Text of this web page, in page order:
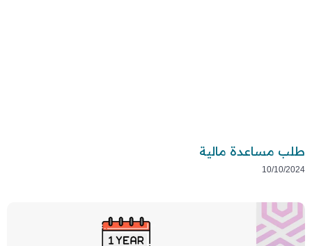
طلب مساعدة مالية
10/10/2024